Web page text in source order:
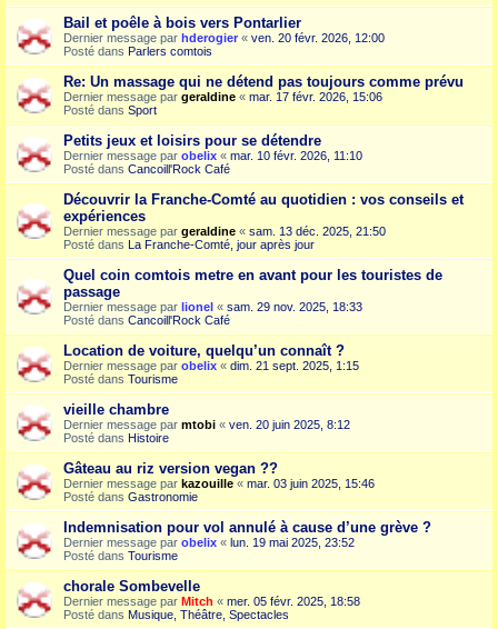
Bail et poêle à bois vers Pontarlier
Dernier message par hderogier « ven. 20 févr. 2026, 12:00
Posté dans Parlers comtois
Re: Un massage qui ne détend pas toujours comme prévu
Dernier message par geraldine « mar. 17 févr. 2026, 15:06
Posté dans Sport
Petits jeux et loisirs pour se détendre
Dernier message par obelix « mar. 10 févr. 2026, 11:10
Posté dans Cancoill'Rock Café
Découvrir la Franche-Comté au quotidien : vos conseils et
expériences
Dernier message par geraldine « sam. 13 déc. 2025, 21:50
Posté dans La Franche-Comté, jour après jour
Quel coin comtois metre en avant pour les touristes de
passage
Dernier message par lionel « sam. 29 nov. 2025, 18:33
Posté dans Cancoill'Rock Café
Location de voiture, quelqu’un connaît ?
Dernier message par obelix « dim. 21 sept. 2025, 1:15
Posté dans Tourisme
vieille chambre
Dernier message par mtobi « ven. 20 juin 2025, 8:12
Posté dans Histoire
Gâteau au riz version vegan ??
Dernier message par kazouille « mar. 03 juin 2025, 15:46
Posté dans Gastronomie
Indemnisation pour vol annulé à cause d’une grève ?
Dernier message par obelix « lun. 19 mai 2025, 23:52
Posté dans Tourisme
chorale Sombevelle
Dernier message par Mitch « mer. 05 févr. 2025, 18:58
Posté dans Musique, Théâtre, Spectacles